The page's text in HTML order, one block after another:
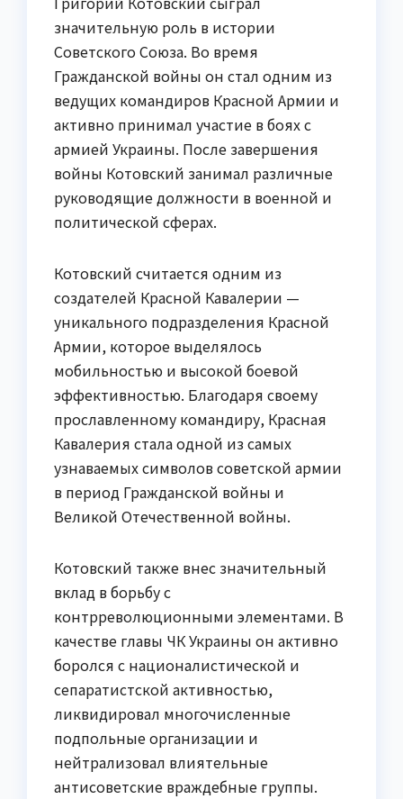
значительную роль в истории
Советского Союза. Во время
Гражданской войны он стал одним из
ведущих командиров Красной Армии и
активно принимал участие в боях с
армией Украины. После завершения
войны Котовский занимал различные
руководящие должности в военной и
политической сферах.
Котовский считается одним из
создателей Красной Кавалерии —
уникального подразделения Красной
Армии, которое выделялось
мобильностью и высокой боевой
эффективностью. Благодаря своему
прославленному командиру, Красная
Кавалерия стала одной из самых
узнаваемых символов советской армии
в период Гражданской войны и
Великой Отечественной войны.
Котовский также внес значительный
вклад в борьбу с
контрреволюционными элементами. В
качестве главы ЧК Украины он активно
боролся с националистической и
сепаратистской активностью,
ликвидировал многочисленные
подпольные организации и
нейтрализовал влиятельные
антисоветские враждебные группы.